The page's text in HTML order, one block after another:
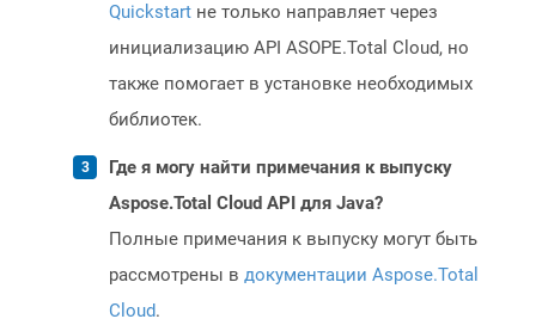
Quickstart не только направляет через
инициализацию API ASOPE.Total Cloud, но
также помогает в установке необходимых
библиотек.
Где я могу найти примечания к выпуску
Aspose.Total Cloud API для Java?
Полные примечания к выпуску могут быть
рассмотрены в документации Aspose.Total
Cloud.